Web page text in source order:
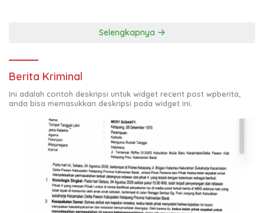
Selengkapnya
Berita Kriminal
Ini adalah contoh deskripsi untuk widget recent post wpberita,
anda bisa memasukkan deskripsi pada widget ini.